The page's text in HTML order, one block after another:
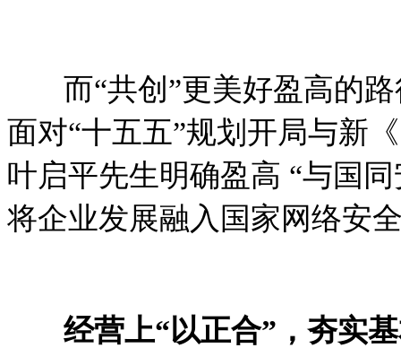
而“共创”更美好盈高的路
面对“十五五”规划开局与新
叶启平先生明确盈高 “与国
将企业发展融入国家网络安
经营上“以正合”，夯实